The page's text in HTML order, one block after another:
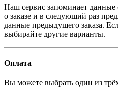
Наш сервис запоминает
о заказе и в следующий раз
данные предыдущего заказа.
выбирайте другие варианты.
Оплата
Вы можете выбрать один из